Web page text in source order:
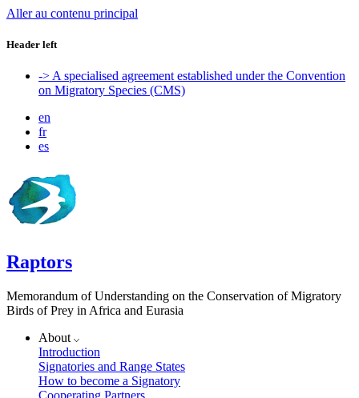
Aller au contenu principal
Header left
-> A specialised agreement established under the Convention
on Migratory Species (CMS)
en
fr
es
Raptors
Memorandum of Understanding on the Conservation of Migratory
Birds of Prey in Africa and Eurasia
About
Introduction
Signatories and Range States
How to become a Signatory